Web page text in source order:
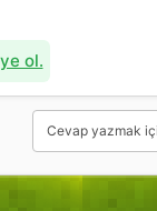
ol.
Cevap yazmak